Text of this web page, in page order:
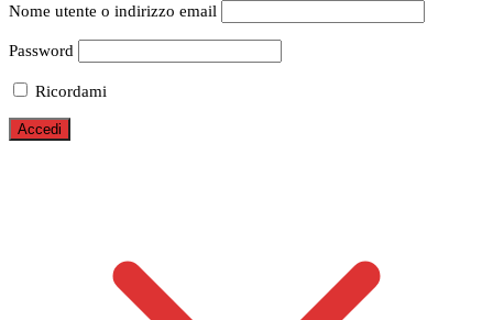
Nome utente o indirizzo email
Password
Ricordami